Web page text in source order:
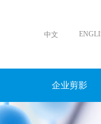
中文
企业剪影